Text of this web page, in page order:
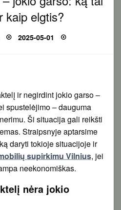
kaip elgtis?
Posted
on
2025-05-01
ir negirdint jokio garso –
spustelėjimo – dauguma
Ši situacija gali reikšti
Straipsnyje aptarsime
daryti tokioje situacijoje ir
supirkimu Vilnius, jei
neekonomiškas.
nėra jokio